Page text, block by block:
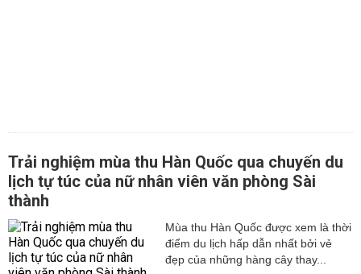
Trải nghiệm mùa thu Hàn Quốc qua chuyến du
lịch tự túc của nữ nhân viên văn phòng Sài
thành
Mùa thu Hàn Quốc được xem là thời
điểm du lịch hấp dẫn nhất bởi vẻ
đẹp của những hàng cây thay...